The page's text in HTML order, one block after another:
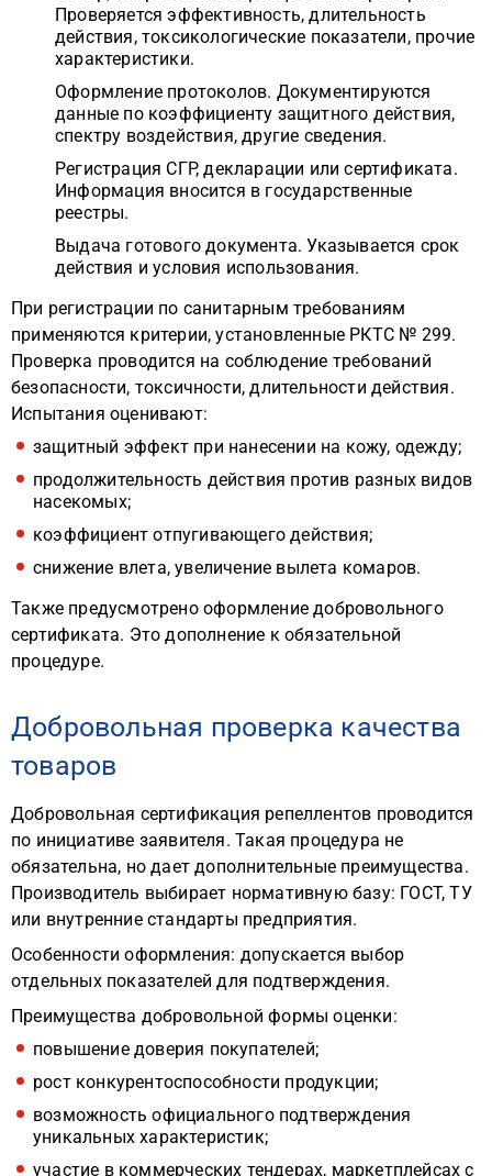
Проверяется эффективность, длительность
действия, токсикологические показатели, прочие
характеристики.
Оформление протоколов. Документируются
данные по коэффициенту защитного действия,
спектру воздействия, другие сведения.
Регистрация СГР, декларации или сертификата.
Информация вносится в государственные
реестры.
Выдача готового документа. Указывается срок
действия и условия использования.
При регистрации по санитарным требованиям
применяются критерии, установленные РКТС № 299.
Проверка проводится на соблюдение требований
безопасности, токсичности, длительности действия.
Испытания оценивают:
защитный эффект при нанесении на кожу, одежду;
продолжительность действия против разных видов
насекомых;
коэффициент отпугивающего действия;
снижение влета, увеличение вылета комаров.
Также предусмотрено оформление добровольного
сертификата. Это дополнение к обязательной
процедуре.
Добровольная проверка качества
товаров
Добровольная сертификация репеллентов проводится
по инициативе заявителя. Такая процедура не
обязательна, но дает дополнительные преимущества.
Производитель выбирает нормативную базу: ГОСТ, ТУ
или внутренние стандарты предприятия.
Особенности оформления: допускается выбор
отдельных показателей для подтверждения.
Преимущества добровольной формы оценки:
повышение доверия покупателей;
рост конкурентоспособности продукции;
возможность официального подтверждения
уникальных характеристик;
участие в коммерческих тендерах, маркетплейсах с